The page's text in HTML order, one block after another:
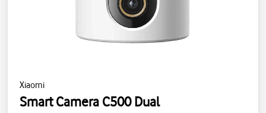
Xiaomi
Smart Camera C500 Dual